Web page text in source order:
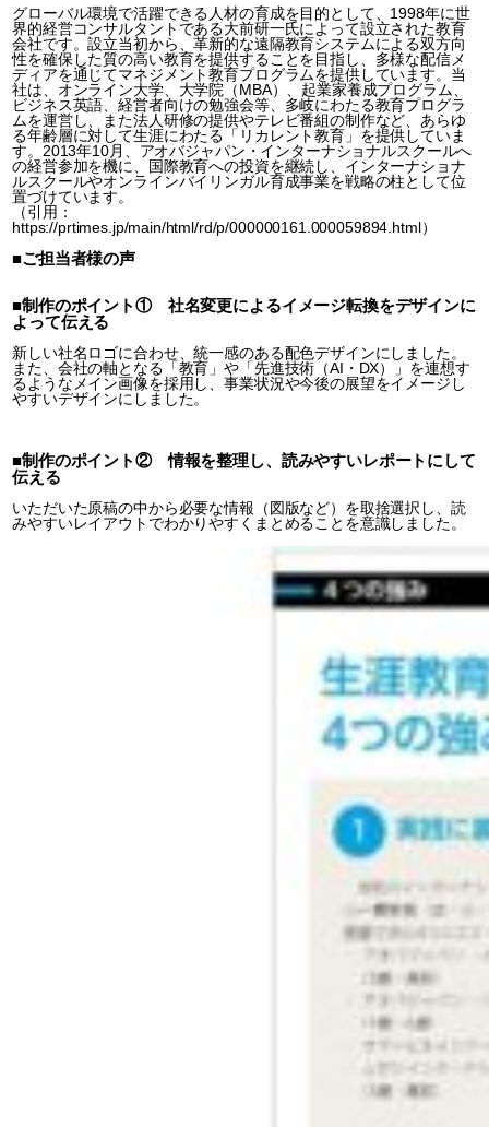
グローバル環境で活躍できる人材の育成を目的として、1998年に世
界的経営コンサルタントである大前研一氏によって設立された教育
会社です。設立当初から、革新的な遠隔教育システムによる双方向
性を確保した質の高い教育を提供することを目指し、多様な配信メ
ディアを通じてマネジメント教育プログラムを提供しています。当
社は、オンライン大学、大学院（MBA）、起業家養成プログラム、
ビジネス英語、経営者向けの勉強会等、多岐にわたる教育プログラ
ムを運営し、また法人研修の提供やテレビ番組の制作など、あらゆ
る年齢層に対して生涯にわたる「リカレント教育」を提供していま
す。2013年10月、アオバジャパン・インターナショナルスクールへ
の経営参加を機に、国際教育への投資を継続し、インターナショナ
ルスクールやオンラインバイリンガル育成事業を戦略の柱として位
置づけています。
（引用：
https://prtimes.jp/main/html/rd/p/000000161.000059894.html）
■ご担当者様の声
■制作のポイント① 社名変更によるイメージ転換をデザインに
よって伝える
新しい社名ロゴに合わせ、統一感のある配色デザインにしました。
また、会社の軸となる「教育」や「先進技術（AI・DX）」を連想す
るようなメイン画像を採用し、事業状況や今後の展望をイメージし
やすいデザインにしました。
■制作のポイント② 情報を整理し、読みやすいレポートにして
伝える
いただいた原稿の中から必要な情報（図版など）を取捨選択し、読
みやすいレイアウトでわかりやすくまとめることを意識しました。